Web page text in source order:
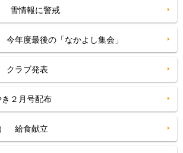
雪情報に警戒
年度最後の「なかよし集会」
クラブ発表
２月号配布
給食献立